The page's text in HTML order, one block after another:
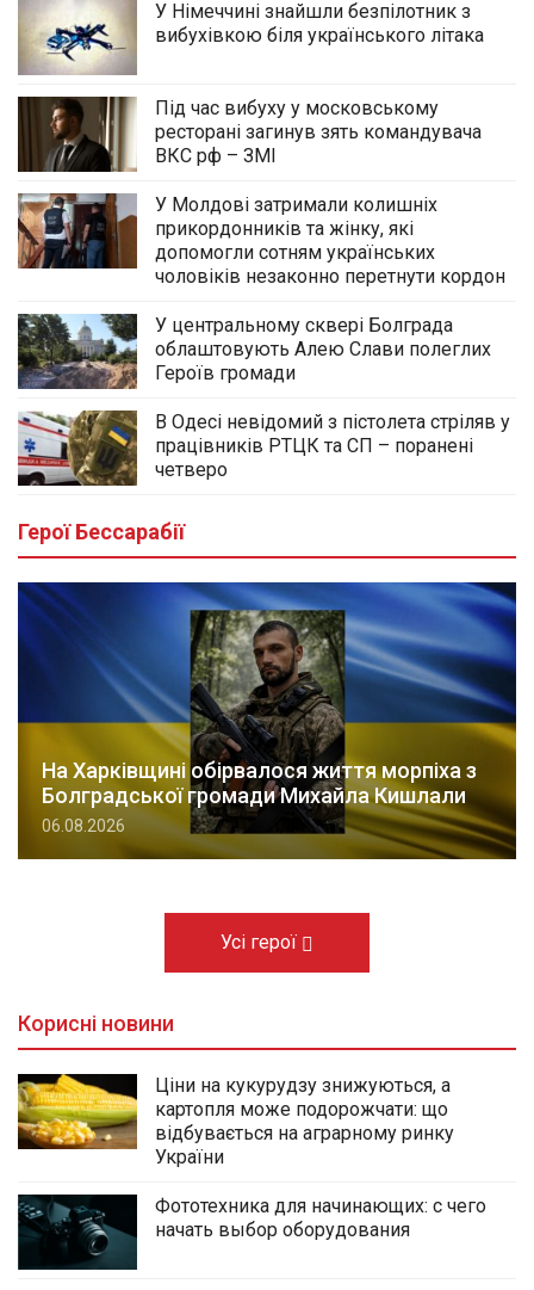
У Німеччині знайшли безпілотник з
вибухівкою біля українського літака
Під час вибуху у московському
ресторані загинув зять командувача
ВКС рф – ЗМІ
У Молдові затримали колишніх
прикордонників та жінку, які
допомогли сотням українських
чоловіків незаконно перетнути кордон
У центральному сквері Болграда
облаштовують Алею Слави полеглих
Героїв громади
В Одесі невідомий з пістолета стріляв у
працівників РТЦК та СП – поранені
четверо
Герої Бессарабії
На Харківщині обірвалося життя морпіха з
Болградської громади Михайла Кишлали
06.08.2026
Усі герої
Корисні новини
Ціни на кукурудзу знижуються, а
картопля може подорожчати: що
відбувається на аграрному ринку
України
Фототехника для начинающих: с чего
начать выбор оборудования